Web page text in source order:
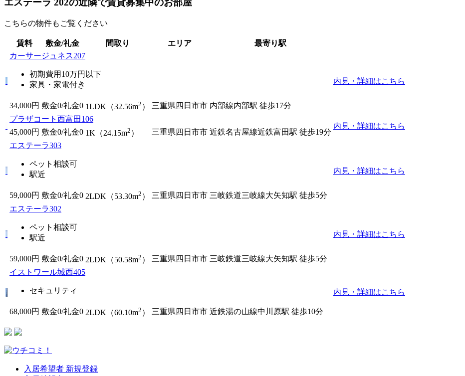
エステーラ 202の近隣で賃貸募集中のお部屋
こちらの物件もご覧ください
賃料 敷金/礼金 間取り エリア
最寄り駅
カーサージュネス207
初期費用10万円以下
家具・家電付き
内見・詳細はこちら
34,000円 敷金0/礼金0 1LDK（32.56m2 ） 三重県四日市市 内部線内部駅 徒歩17分
プラザコート西富田106
内見・詳細はこちら
45,000円 敷金0/礼金0 1K（24.15m2 ） 三重県四日市市 近鉄名古屋線近鉄富田駅 徒歩19分
エステーラ303
ペット相談可
駅近
内見・詳細はこちら
59,000円 敷金0/礼金0 2LDK（53.30m2 ） 三重県四日市市 三岐鉄道三岐線大矢知駅 徒歩5分
エステーラ302
ペット相談可
駅近
内見・詳細はこちら
59,000円 敷金0/礼金0 2LDK（50.58m2 ） 三重県四日市市 三岐鉄道三岐線大矢知駅 徒歩5分
イストワール城西405
セキュリティ 内見・詳細はこちら
68,000円 敷金0/礼金0 2LDK（60.10m2 ） 三重県四日市市 近鉄湯の山線中川原駅 徒歩10分
入居希望者 新規登録